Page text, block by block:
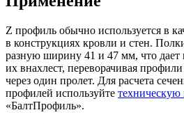
Z профиль обычно используется в
в конструкциях кровли и стен.
разную ширину 41 и 47 мм, что дает
их внахлест, переворачивая
через один пролет. Для расчета
профилей используйте
«БалтПрофиль».